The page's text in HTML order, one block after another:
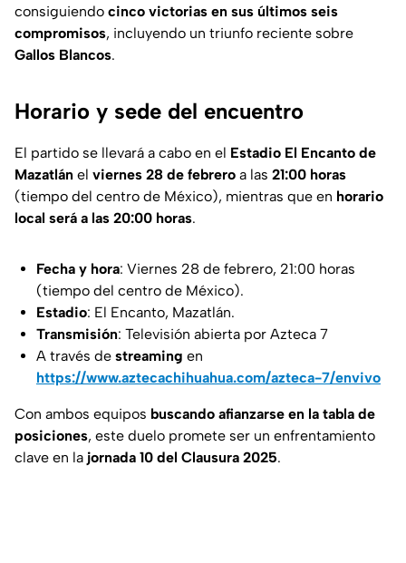
consiguiendo cinco victorias en sus últimos seis
compromisos, incluyendo un triunfo reciente sobre
Gallos Blancos.
Horario y sede del encuentro
El partido se llevará a cabo en el Estadio El Encanto de
Mazatlán el viernes 28 de febrero a las 21:00 horas
(tiempo del centro de México), mientras que en horario
local será a las 20:00 horas.
Fecha y hora: Viernes 28 de febrero, 21:00 horas
(tiempo del centro de México).
Estadio: El Encanto, Mazatlán.
Transmisión: Televisión abierta por Azteca 7
A través de streaming en
https://www.aztecachihuahua.com/azteca-7/envivo
Con ambos equipos buscando afianzarse en la tabla de
posiciones, este duelo promete ser un enfrentamiento
clave en la jornada 10 del Clausura 2025.